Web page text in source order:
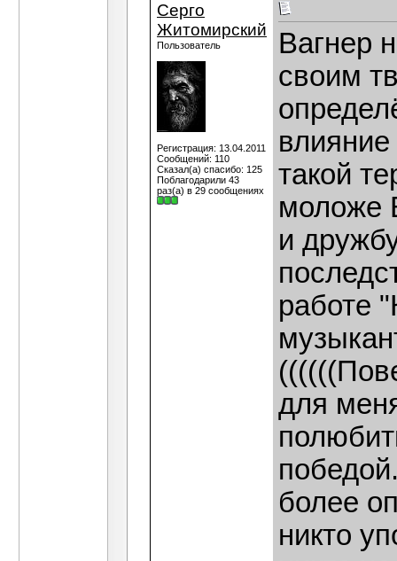
Серго
Житомирский
Пользователь
Регистрация: 13.04.2011
Сообщений: 110
Сказал(а) спасибо: 125
Поблагодарили 43
раз(а) в 29 сообщениях
Вагнер
своим
такой
моложе
и
работе
для
более
никто